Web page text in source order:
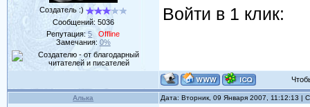
Создатель :)
Сообщений: 5036
Репутация:5
Offline
Замечания: 0%
Войти в 1 клик:
Алька Дата: Вторник, 09 Января 2007, 11:12:13 |